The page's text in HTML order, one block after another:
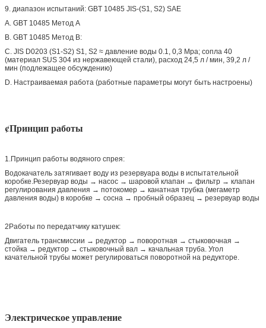
9. диапазон испытаний: GBT 10485 JIS-(S1, S2) SAE
A. GBT 10485 Метод А
B. GBT 10485 Метод B:
C. JIS D0203 (S1-S2) S1, S2 ≈ давление воды 0.1, 0,3 Mpa; сопла 40
(материал SUS 304 из нержавеющей стали), расход 24,5 л / мин, 39,2 л /
мин (подлежащее обсуждению)
D. Настраиваемая работа (работные параметры могут быть настроены)
¢Принцип работы
1.Принцип работы водяного спрея:
Водокачатель затягивает воду из резервуара воды в испытательной
коробке.Резервуар воды → насос → шаровой клапан → фильтр → клапан
регулирования давления → потокомер → канатная трубка (мегаметр
давления воды) в коробке → сосна → пробный образец → резервуар воды
2Работы по передатчику катушек:
Двигатель трансмиссии → редуктор → поворотная → стыковочная →
стойка → редуктор → стыковочный вал → качальная труба. Угол
качательной трубы может регулироваться поворотной на редукторе.
Электрическое управление